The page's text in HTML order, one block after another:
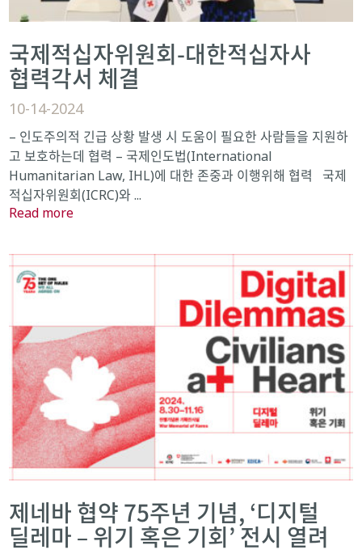
국제적십자위원회-대한적십자사
협력각서 체결
10-14-2024
– 인도주의적 긴급 상황 발생 시 도움이 필요한 사람들을 지원하
고 보호하는데 협력 – 국제인도법(International
Humanitarian Law, IHL)에 대한 존중과 이행위해 협력 국제
적십자위원회(ICRC)와 ...
Read more
제네바 협약 75주년 기념, ‘디지털
딜레마 – 위기 혹은 기회’ 전시 열려